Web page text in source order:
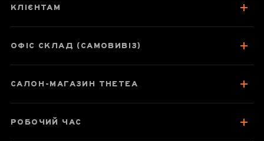
Паспорт улуну
Про чай
КЛІЄНТАМ
ОФІС СКЛАД (САМОВИВІЗ)
САЛОН-МАГАЗИН THETEA
РОБОЧИЙ ЧАС